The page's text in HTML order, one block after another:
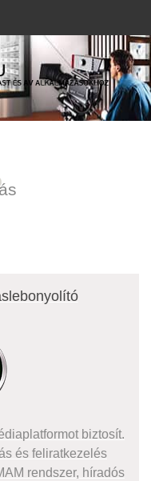
biztosít.
és feliratkezelés
rendszer, híradós